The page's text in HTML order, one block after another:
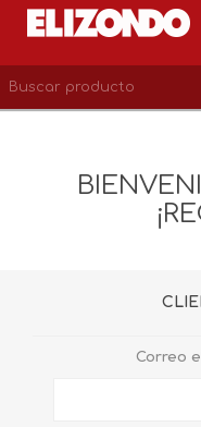
LISTA DE DESEOS 0
Correo